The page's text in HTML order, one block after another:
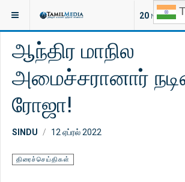
20 NEW
இருக்குமிடம்: சினிமா திரைச்செய்திகள்
ஆந்திர மாநில
அமைச்சரானார்
ரோஜா!
SINDU 12 ஏப்ரல் 2022
திரைச்செய்திகள்